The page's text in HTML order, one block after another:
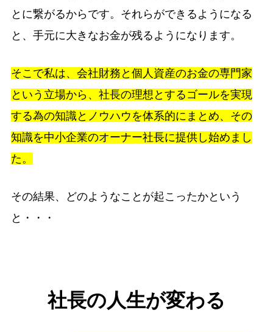
とに繋がるからです。それらができるようになる
と、手元に大きなお金が残るようになります。
そこで私は、会社財務と個人資産のお金の専門家
という立場から、社長の理想とするゴールを実現
する為の知識とノウハウを体系的にまとめ、その
知識を中小企業のオーナー社長に提供し始めまし
た。
その結果、どのようなことが起こったかという
と・・・
社長の人生が変わる